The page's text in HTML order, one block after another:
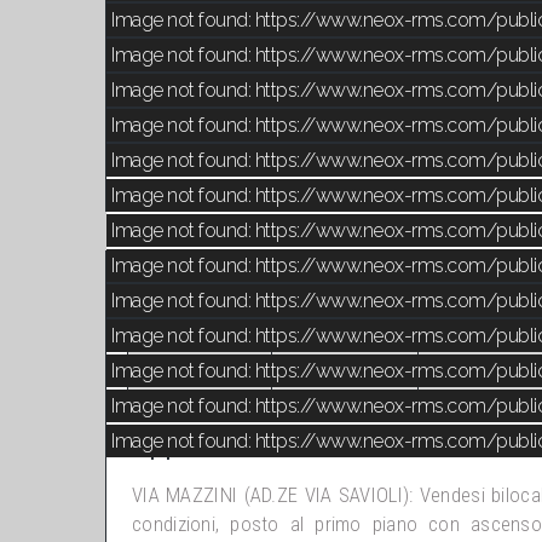
Appartamento - Vendita - Mazzini
VIA MAZZINI (AD.ZE VIA SAVIOLI): Vendesi
condizioni, posto al primo piano con
Codice Immobile: SIM356
55.00 Mq Camere 1.00 Bagni
Image not found: https://www.neox-rms.com/
Image not found: https://www.neox-rms.com/
Image not found: https://www.neox-rms.com/
Image not found: https://www.neox-rms.com/
Image not found: https://www.neox-rms.com/
Image not found: https://www.neox-rms.com/
Image not found: https://www.neox-rms.com/
Image not found: https://www.neox-rms.com/
Image not found: https://www.neox-rms.com/
Image not found: https://www.neox-rms.com/
Image not found: https://www.neox-rms.com/
Image not found: https://www.neox-rms.com/
Image not found: https://www.neox-rms.com/